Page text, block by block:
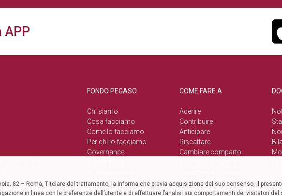
APP
FONDO PEGASO
Chi siamo
Cosa facciamo
Come lo facciamo
Per chi lo facciamo
Governance
COME FARE A
Aderire
Contribuire
Anticipare
Riscattare
Cambiare comparto
82 – Roma, Titolare del trattamento, la informa che previa acquisizione del suo consenso, il
in linea con le preferenze dell’utente e di effettuare l’analisi sui comportamenti dei visitatori